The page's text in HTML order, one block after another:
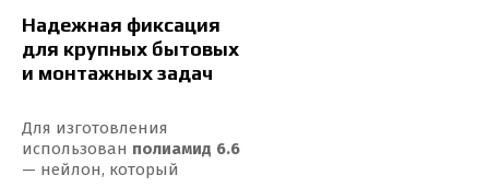
Надежная фиксация
для крупных бытовых
и монтажных задач
Для изготовления
использован полиамид 6.6
— нейлон, который